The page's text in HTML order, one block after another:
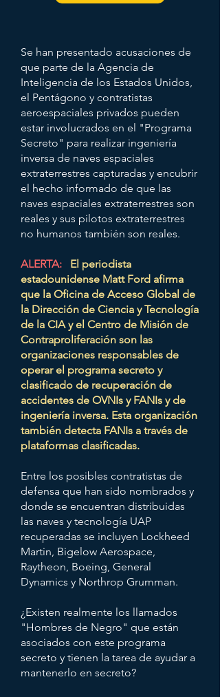
Se han presentado acusaciones de
que parte de la Agencia de
Inteligencia de los Estados Unidos,
el Pentágono y contratistas
aeroespaciales privados pueden
estar involucrados en el "Programa
Secreto" para realizar ingeniería
inversa de naves espaciales
extraterrestres capturadas y encubrir
el hecho informado de que las
naves espaciales extraterrestres son
reales y sus pilotos extraterrestres
no humanos también son reales.
ALERTA:
El periodista
estadounidense Matt Ford afirma
que la Oficina de Acceso Global de
la Dirección de Ciencia y Tecnología
de la CIA y el Centro de Misión de
Contraproliferación son las
organizaciones responsables de
operar el programa secreto y
clasificado de recuperación de
accidentes de OVNIs y FANIs y de
ingeniería inversa. Esta organización
también detecta FANIs a través de
plataformas clasificadas.
Entre los posibles contratistas de
defensa que han sido nombrados y
donde se encuentran distribuidas
las naves y tecnología UAP
recuperadas se incluyen Lockheed
Martin, Bigelow Aerospace,
Raytheon, Boeing, General
Dynamics y Northrop Grumman.
¿Existen realmente los llamados
"Hombres de Negro" que están
asociados con este programa
secreto y tienen la tarea de ayudar a
mantenerlo en secreto?